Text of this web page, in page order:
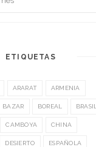
ETIQUETAS
ARARAT ARMENIA
BAZAR BOREAL BRASIL
CAMBOYA CHINA
DESIERTO ESPAÑOLA